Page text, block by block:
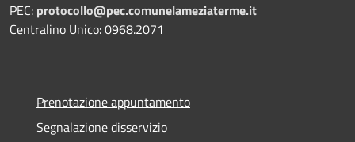
PEC: protocollo@pec.comunelameziaterme.it
Centralino Unico: 0968.2071
Prenotazione appuntamento
Segnalazione disservizio